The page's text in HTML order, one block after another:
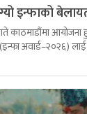
इन्फाको
काठमाडौंमा आयोजना
(इन्फा अवार्ड–२०२६)